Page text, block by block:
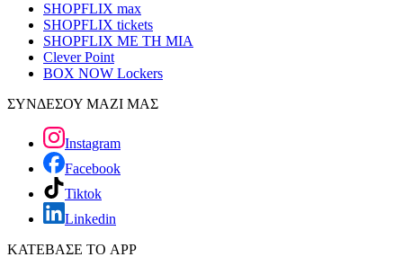
SHOPFLIX max
SHOPFLIX tickets
SHOPFLIX ΜΕ ΤΗ ΜΙΑ
Clever Point
BOX NOW Lockers
ΣΥΝΔΕΣΟΥ ΜΑΖΙ ΜΑΣ
Instagram
Facebook
Tiktok
Linkedin
ΚΑΤΕΒΑΣΕ ΤΟ APP